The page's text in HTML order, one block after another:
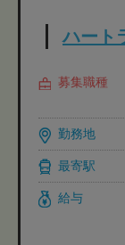
ハート
募集職種
勤務地
最寄駅
給与